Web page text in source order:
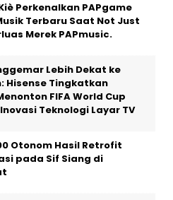
Perkenalkan PAPgame
Terbaru Saat Not Just
Merek PAPmusic.
Lebih Dekat ke
Hisense Tingkatkan
FIFA World Cup
Teknologi Layar TV
Otonom Hasil Retrofit
pada Sif Siang di